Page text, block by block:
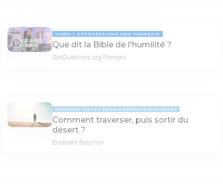
03:10
VIDÉO GOTQUESTIONS.ORG-FRANÇAIS
Que dit la Bible de l'humilité ?
GotQuestions.org-Français
MESSAGE TEXTE ENSEIGNEMENTS BIBLIQUES
Comment traverser, puis sortir du
désert ?
Elisabeth Boutinon